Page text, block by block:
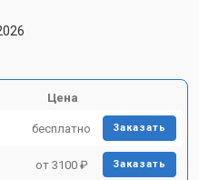
Цена
бесплатно Заказать
от 3100 ₽ Заказать